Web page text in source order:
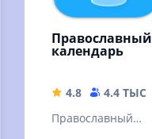
Православный
календарь
4.8 4.4 ТЫС
Православный